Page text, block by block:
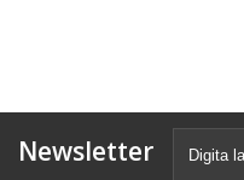
Newsletter